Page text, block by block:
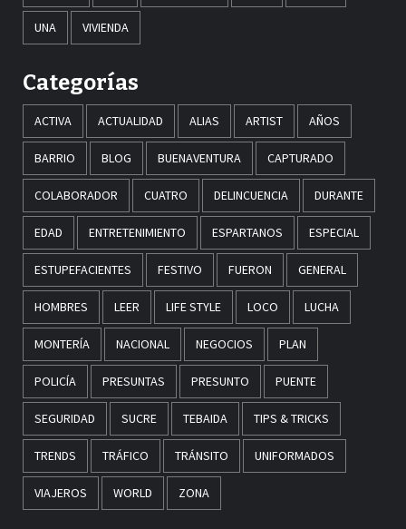
UNA VIVIENDA
Categorías
ACTIVA ACTUALIDAD ALIAS ARTIST AÑOS
BARRIO BLOG BUENAVENTURA CAPTURADO
COLABORADOR CUATRO DELINCUENCIA DURANTE
EDAD ENTRETENIMIENTO ESPARTANOS ESPECIAL
ESTUPEFACIENTES FESTIVO FUERON GENERAL
HOMBRES LEER LIFE STYLE LOCO LUCHA
MONTERÍA NACIONAL NEGOCIOS PLAN
POLICÍA PRESUNTAS PRESUNTO PUENTE
SEGURIDAD SUCRE TEBAIDA TIPS & TRICKS
TRENDS TRÁFICO TRÁNSITO UNIFORMADOS
VIAJEROS WORLD ZONA